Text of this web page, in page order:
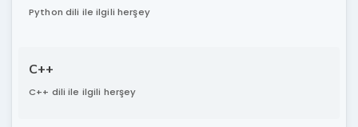
Python dili ile ilgili herşey
C++
C++ dili ile ilgili herşey